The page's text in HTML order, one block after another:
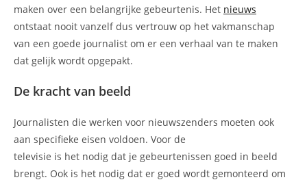
maken over een belangrijke gebeurtenis. Het nieuws
ontstaat nooit vanzelf dus vertrouw op het vakmanschap
van een goede journalist om er een verhaal van te maken
dat gelijk wordt opgepakt.
De kracht van beeld
Journalisten die werken voor nieuwszenders moeten ook
aan specifieke eisen voldoen. Voor de
televisie is het nodig dat je gebeurtenissen goed in beeld
brengt. Ook is het nodig dat er goed wordt gemonteerd om